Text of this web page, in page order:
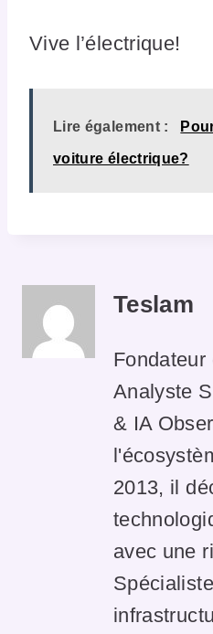
Vive l’électrique!
Lire également :
voiture électrique?
Teslam
Fondateur
Analyste
& IA
2013, il
avec une